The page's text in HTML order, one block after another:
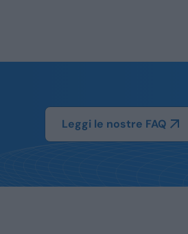
Leggi le nostre FAQ